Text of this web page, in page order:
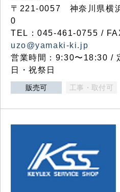
〒221-0057 神奈川県横
0
TEL：045-461-0755 /
uzo@yamaki-ki.jp
営業時間：9:30〜18:30 /
日・祝祭日
販売可 工事・取付可